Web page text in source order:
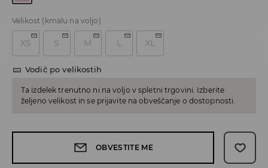
Velikost (kmalu na voljo)
XS S M L XL
Vodič po velikostih
Ta izdelek trenutno ni na voljo v spletni trgovini. Izberite
željeno velikost in se prijavite na obveščanje o dostopnosti.
OBVESTITE ME